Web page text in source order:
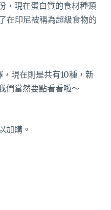
，現在蛋白質的食材種類
在印尼被稱為超級食物的
現在則是共有10種，新
們當然要點看看啦～
加購。